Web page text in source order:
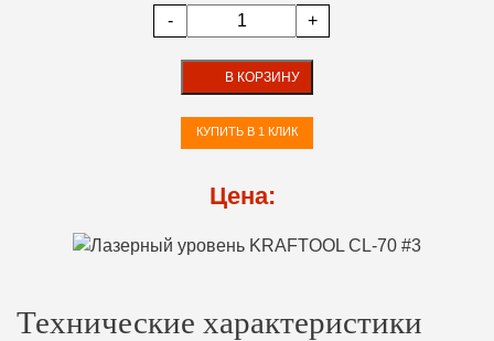
- +
В КОРЗИНУ
КУПИТЬ В 1 КЛИК
Цена:
Технические характеристики